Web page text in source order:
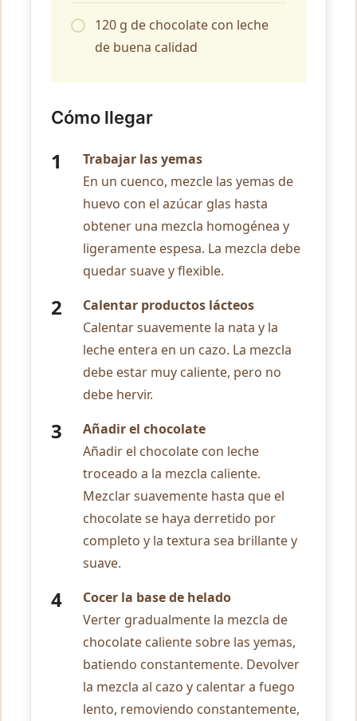
120 g de chocolate con leche
de buena calidad
Cómo llegar
Trabajar las yemas
En un cuenco, mezcle las yemas de
huevo con el azúcar glas hasta
obtener una mezcla homogénea y
ligeramente espesa. La mezcla debe
quedar suave y flexible.
Calentar productos lácteos
Calentar suavemente la nata y la
leche entera en un cazo. La mezcla
debe estar muy caliente, pero no
debe hervir.
Añadir el chocolate
Añadir el chocolate con leche
troceado a la mezcla caliente.
Mezclar suavemente hasta que el
chocolate se haya derretido por
completo y la textura sea brillante y
suave.
Cocer la base de helado
Verter gradualmente la mezcla de
chocolate caliente sobre las yemas,
batiendo constantemente. Devolver
la mezcla al cazo y calentar a fuego
lento, removiendo constantemente,